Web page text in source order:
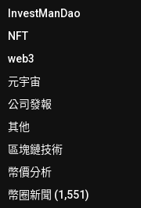
InvestManDao
NFT
web3
元宇宙
公司發報
其他
區塊鏈技術
幣價分析
幣圈新聞 (1,551)